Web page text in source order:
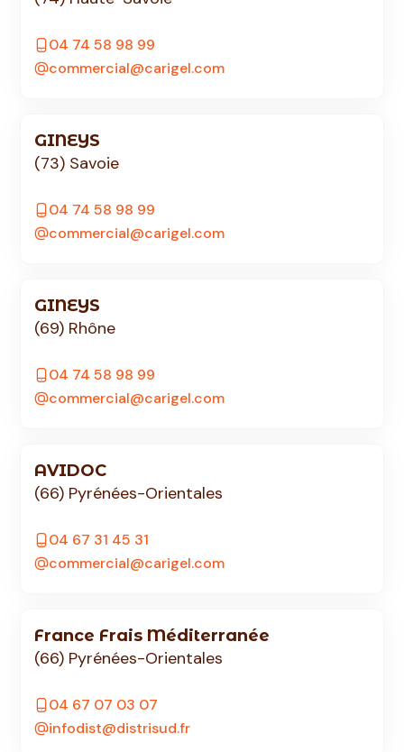
04 74 58 98 99
commercial@carigel.com
GINEYS
(73) Savoie
04 74 58 98 99
commercial@carigel.com
GINEYS
(69) Rhône
04 74 58 98 99
commercial@carigel.com
AVIDOC
(66) Pyrénées-Orientales
04 67 31 45 31
commercial@carigel.com
France Frais Méditerranée
(66) Pyrénées-Orientales
04 67 07 03 07
infodist@distrisud.fr